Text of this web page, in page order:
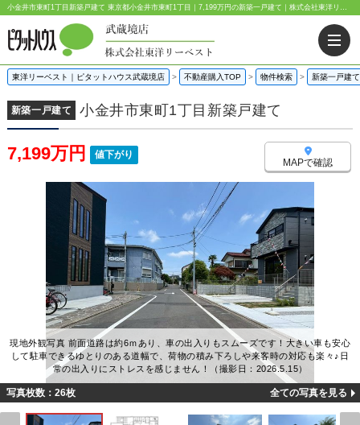
小金井市東町1丁目新築戸建て 東京都小金井市東町1丁目｜7,199万円の新築一戸建て｜株式会社東洋リーベスト
東洋リーベスト｜ピタットハウス武蔵境店 > 不動産購入TOP > 物件検索 > 新築一戸建て
新築一戸建て 小金井市東町1丁目新築戸建て
7,199万円 値下がり
MAPで確認
現地外観写真 前面道路は約6ｍあり、車の出入りもスムーズです！大きい車も安心
して駐車できるゆとりのある道幅で、荷物の積み下ろしや来客時の対応も楽々♪日
常の出入りにストレスを感じません！（撮影日：2026.5.15）
写真枚数：26枚 全ての写真を見る